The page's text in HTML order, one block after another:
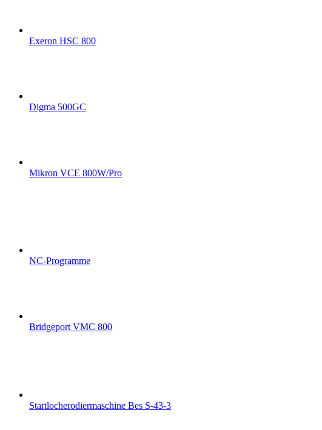
Exeron HSC 800
Digma 500GC
Mikron VCE 800W/Pro
NC-Programme
Bridgeport VMC 800
Startlocherodiermaschine Bes S-43-3